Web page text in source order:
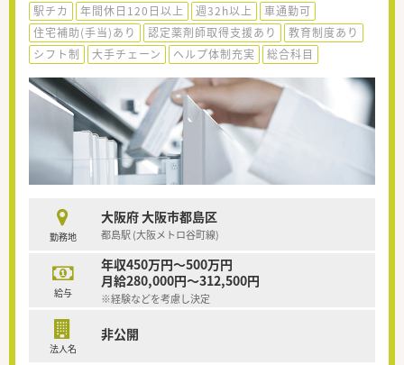
駅チカ 年間休日120日以上 週32h以上
車通勤可
住宅補助(手当)あり
認定薬剤師取得支援あり
教育制度あり
シフト制
大手チェーン ヘルプ体制充実 総合科目
勤務地
大阪府 大阪市都島区
都島駅 (大阪メトロ谷町線)
給与
年収450万円～500万円
月給280,000円～312,500円
※経験などを考慮し決定
法人名
非公開